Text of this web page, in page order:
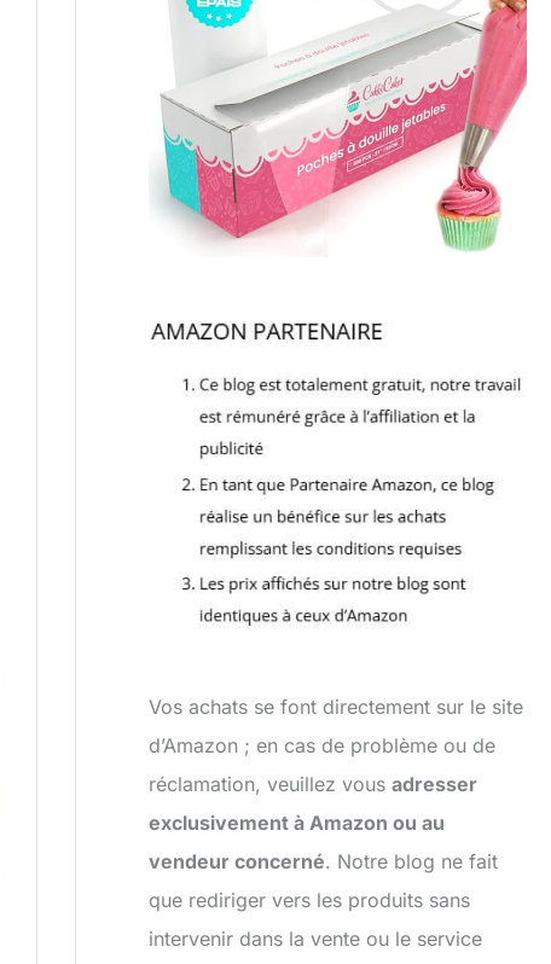
Vos achats se font directement sur le site
d’Amazon ; en cas de problème ou de
réclamation, veuillez vousadresser
exclusivement à Amazon ou au
vendeur concerné. Notre blog ne fait
que rediriger vers les produits sans
intervenir dans la vente ou le service